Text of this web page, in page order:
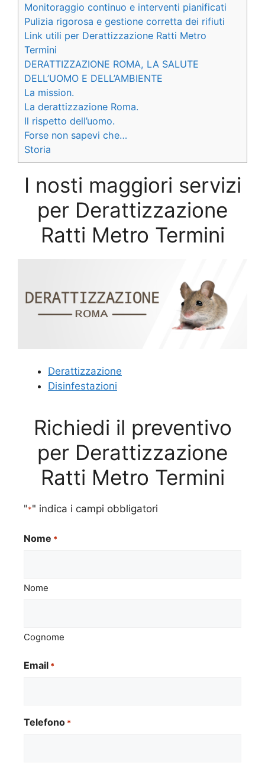
Monitoraggio continuo e interventi pianificati
Pulizia rigorosa e gestione corretta dei rifiuti
Link utili per Derattizzazione Ratti Metro
Termini
DERATTIZZAZIONE ROMA, LA SALUTE
DELL’UOMO E DELL’AMBIENTE
La mission.
La derattizzazione Roma.
Il rispetto dell’uomo.
Forse non sapevi che…
Storia
I nosti maggiori servizi
per Derattizzazione
Ratti Metro Termini
Derattizzazione
Disinfestazioni
Richiedi il preventivo
per Derattizzazione
Ratti Metro Termini
"*" indica i campi obbligatori
Nome *
Nome
Cognome
Email *
Telefono *